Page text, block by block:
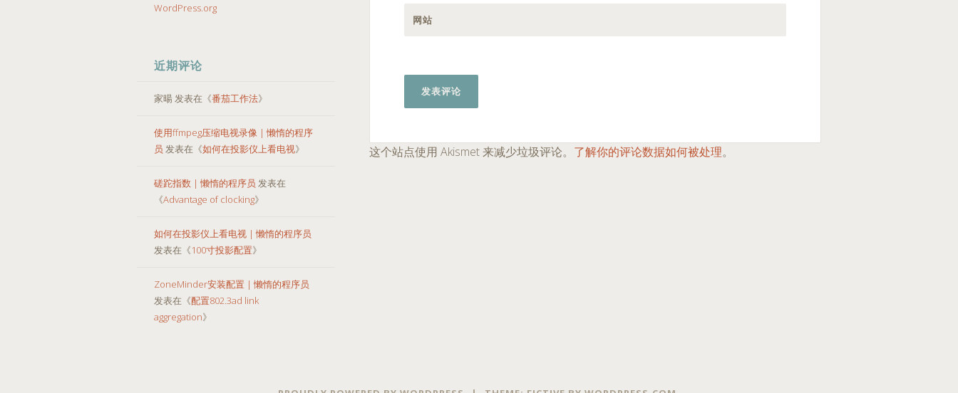
WordPress.org
近期评论
家暘发表在《番茄工作法》
使用ffmpeg压缩电视录像 | 懒惰的程序
员 发表在《如何在投影仪上看电视》
磋跎指数 | 懒惰的程序员 发表在
《Advantage of clocking》
如何在投影仪上看电视 | 懒惰的程序员
发表在《100寸投影配置》
ZoneMinder安装配置 | 懒惰的程序员
发表在《配置802.3ad link
aggregation》
网站
这个站点使用 Akismet 来减少垃圾评论。 了解你的评论数据如何被处理。